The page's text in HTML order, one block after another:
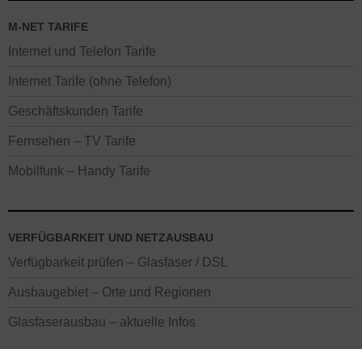
M-NET TARIFE
Internet und Telefon Tarife
Internet Tarife (ohne Telefon)
Geschäftskunden Tarife
Fernsehen – TV Tarife
Mobilfunk – Handy Tarife
VERFÜGBARKEIT UND NETZAUSBAU
Verfügbarkeit prüfen – Glasfaser / DSL
Ausbaugebiet – Orte und Regionen
Glasfaserausbau – aktuelle Infos